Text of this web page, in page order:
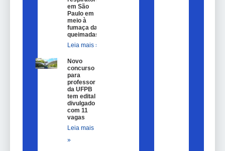
em São
Paulo em
meio à
fumaça das
queimadas
Leia mais »
Novo
concurso
para
professor
da UFPB
tem edital
divulgado
com 11
vagas
Leia mais
»